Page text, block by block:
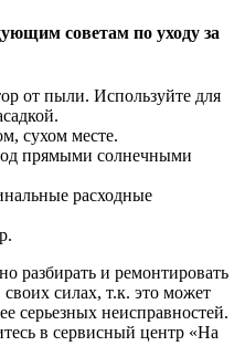
советам по уходу за
от пыли. Используйте для
сухом месте.
прямыми солнечными
расходные
разбирать и ремонтировать
силах, т.к. это может
серьезных неисправностей.
в сервисный центр «На